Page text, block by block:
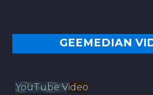
GEEMEDIAN
YouTube Video